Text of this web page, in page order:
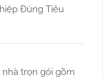
Đúng Tiêu
nhà trọn gói gồm